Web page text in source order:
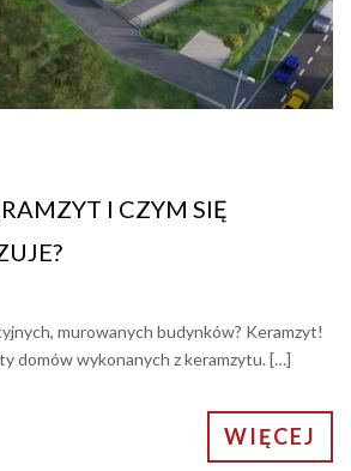
I CZYM SIĘ
murowanych budynków? Keramzyt!
domów wykonanych z keramzytu. […]
WIĘCEJ